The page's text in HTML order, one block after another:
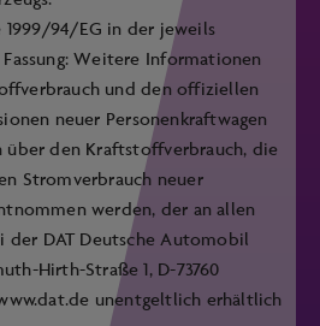
1999/94/EG in der jeweils
Weitere Informationen
und den offiziellen
neuer Personenkraftwagen
über den Kraftstoffverbrauch, die
Stromverbrauch neuer
werden, der an allen
der DAT Deutsche Automobil
Hirth-Straße 1, D-73760
unentgeltlich erhältlich